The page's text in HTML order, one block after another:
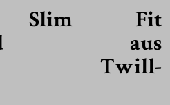
Slim Fit
aus
Twill-